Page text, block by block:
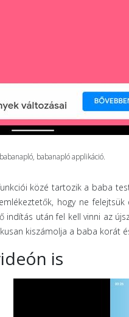
babanapló applikáció.
közé tartozik a baba
hogy ne
indítás után fel kell vinni az
kiszámolja a baba korát
is